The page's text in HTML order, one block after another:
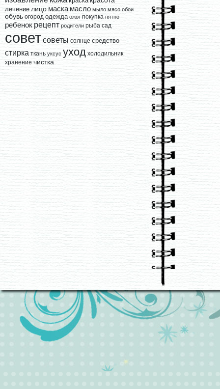
лечение лицо маска масло мыло мясо обои
обувь огород одежда ожог покупка пятно
ребенок рецепт родители рыба сад
советсоветы солнце средство
стирка ткань уксус уход холодильник
хранение чистка